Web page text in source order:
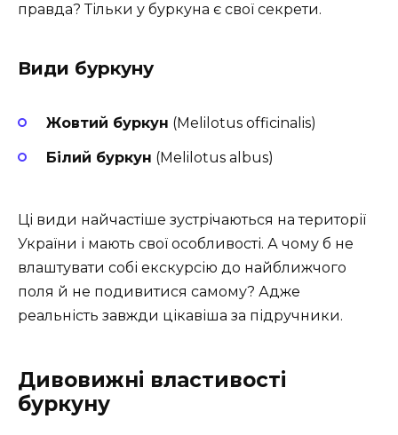
правда? Тільки у буркуна є свої секрети.
Види буркуну
Жовтий буркун (Melilotus officinalis)
Білий буркун (Melilotus albus)
Ці види найчастіше зустрічаються на території
України і мають свої особливості. А чому б не
влаштувати собі екскурсію до найближчого
поля й не подивитися самому? Адже
реальність завжди цікавіша за підручники.
Дивовижні властивості
буркуну